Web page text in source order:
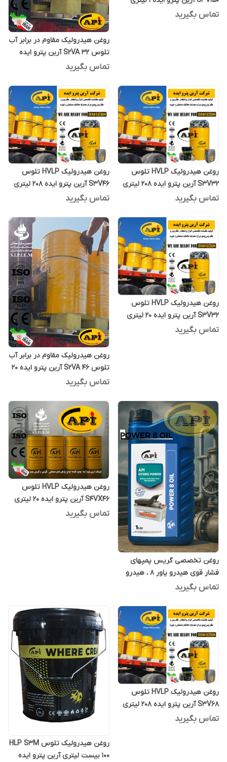
تماس بگیرید
روغن هیدرولیک مقاوم در برابر آب
تلوس S2VA 32 آرین پترو ایده
یک لیتری
تماس بگیرید
روغن هیدرولیک HVLP تلوس
S3V32 آرین پترو ایده 208 لیتری
تماس بگیرید
روغن هیدرولیک HVLP تلوس
S3V46 آرین پترو ایده 208 لیتری
تماس بگیرید
روغن هیدرولیک HVLP تلوس
S3V32 آرین پترو ایده 20 لیتری
تماس بگیرید
روغن هیدرولیک مقاوم در برابر آب
تلوس S2VA 46 آرین پترو ایده 20
لیتری
تماس بگیرید
روغن تخصصی گریس پمپهای
فشار قوی هیدرو پاور 8 ، هیدرو
پاور ایت یک لیتری
تماس بگیرید
روغن هیدرولیک HVLP تلوس
S4VX46 آرین پترو ایده 20 لیتری
تماس بگیرید
روغن هیدرولیک HVLP تلوس
S3V68 آرین پترو ایده 208 لیتری
تماس بگیرید
روغن هیدرولیک تلوس HLP S3M
100 بیست لیتری آرین پترو ایده